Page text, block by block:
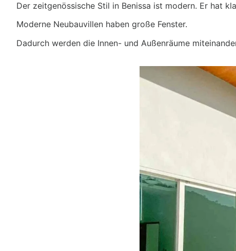
Der zeitgenössische Stil in Benissa ist modern. Er hat
Moderne Neubauvillen haben große Fenster.
Dadurch werden die Innen- und Außenräume